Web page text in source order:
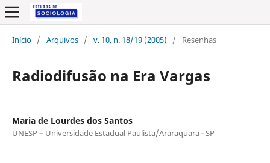
Início / Arquivos / v. 10, n. 18/19 (2005) / Resenhas
Radiodifusão na Era Vargas
Maria de Lourdes dos Santos
UNESP – Universidade Estadual Paulista/Araraquara - SP